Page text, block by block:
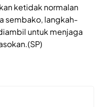
ketidak normalan
sembako, langkah-
untuk menjaga